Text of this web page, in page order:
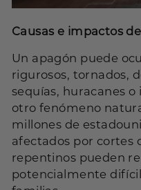
Causas e impactos
Un apagón puede
rigurosos, tornados,
sequías, huracanes
otro fenómeno
millones de
afectados por cortes
repentinos pueden
potencialmente